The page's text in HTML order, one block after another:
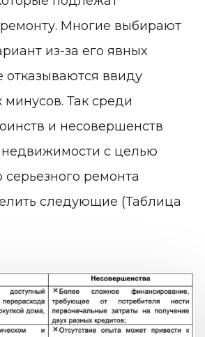
Многие выбирают
из-за его явных
ввиду
Так среди
и несовершенств
с целью
ремонта
следующие (Таблица